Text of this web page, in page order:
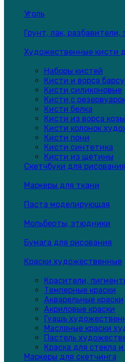
Уголь
Грунт, лак, разбавители,
Художественные кисти
Наборы кистей
Кисти и ворса
Кисти силиконовые
Кисти с
Кисти белка
Кисти из ворса козы
Кисти колонок
Кисти пони
Кисти синтетика
Кисти из щетины
Скетчбуки для рисования
Маркеры для ткани
Паста моделирующая
Мольберты, этюдники
Бумага для рисования
Краски художественные
Красители,
Темперные краски
Акварельные краски
Акриловые краски
Гуашь
Масляные краски
Пастель
Краска для стекла
Маркеры для скетчинга